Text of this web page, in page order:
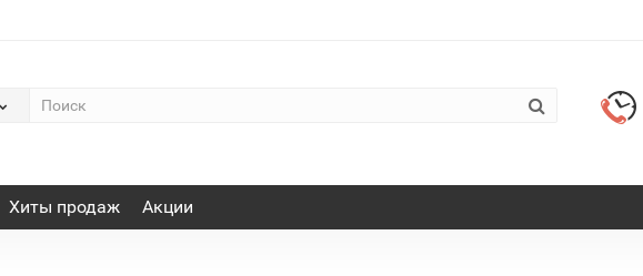
Хиты продаж Акции